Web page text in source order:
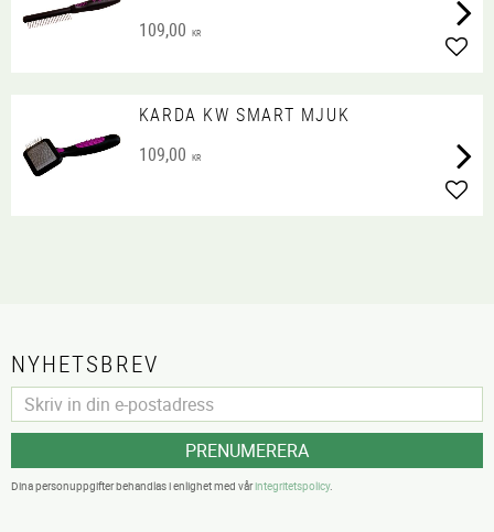
109,00 KR
KARDA KW SMART MJUK
109,00 KR
NYHETSBREV
PRENUMERERA
Dina personuppgifter behandlas i enlighet med vårintegritetspolicy.